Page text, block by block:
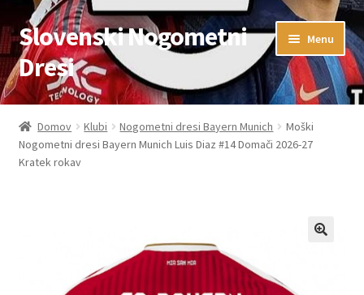
Skip
to
navigation
Skip
to
content
Slovenski Nogometni
Dresi
Menu
Domov
Blog
Domov Klubi Nogometni dresi Bayern Munich
Moški
Nogometni dresi Bayern Munich Luis Diaz #14 Domači 2026-27
Kratek rokav